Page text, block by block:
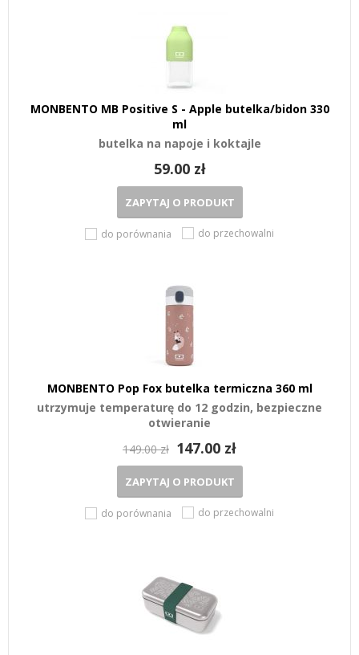
MONBENTO MB Positive S - Apple butelka/bidon 330
ml
butelka na napoje i koktajle
59.00 zł
ZAPYTAJ O PRODUKT
do porównania do przechowalni
MONBENTO Pop Fox butelka termiczna 360 ml
utrzymuje temperaturę do 12 godzin, bezpieczne
otwieranie
149.00 zł 147.00 zł
ZAPYTAJ O PRODUKT
do porównania do przechowalni